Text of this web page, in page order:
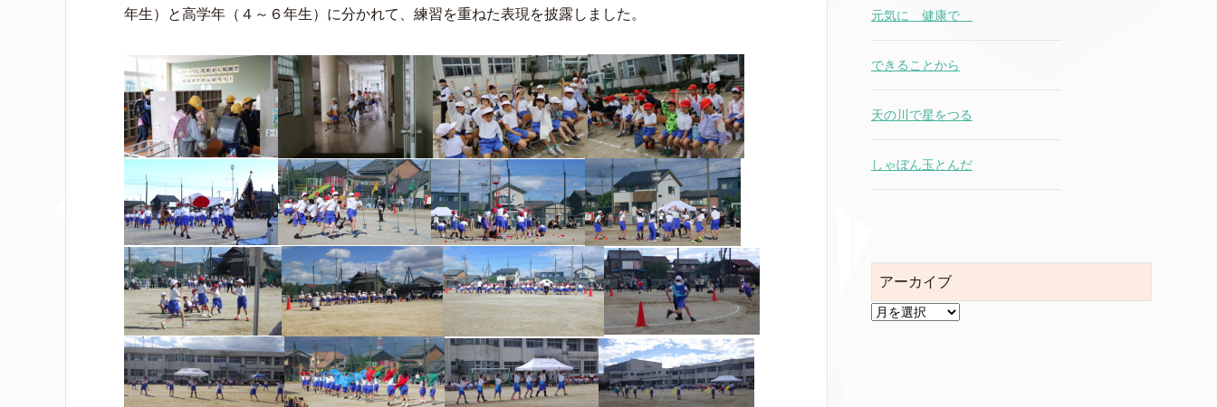
年生）と高学年（４～６年生）に分かれて、練習を重ねた表現を披露しました。
元気に 健康で
できることから
天の川で星をつる
しゃぼん玉とんだ
アーカイブ
ア